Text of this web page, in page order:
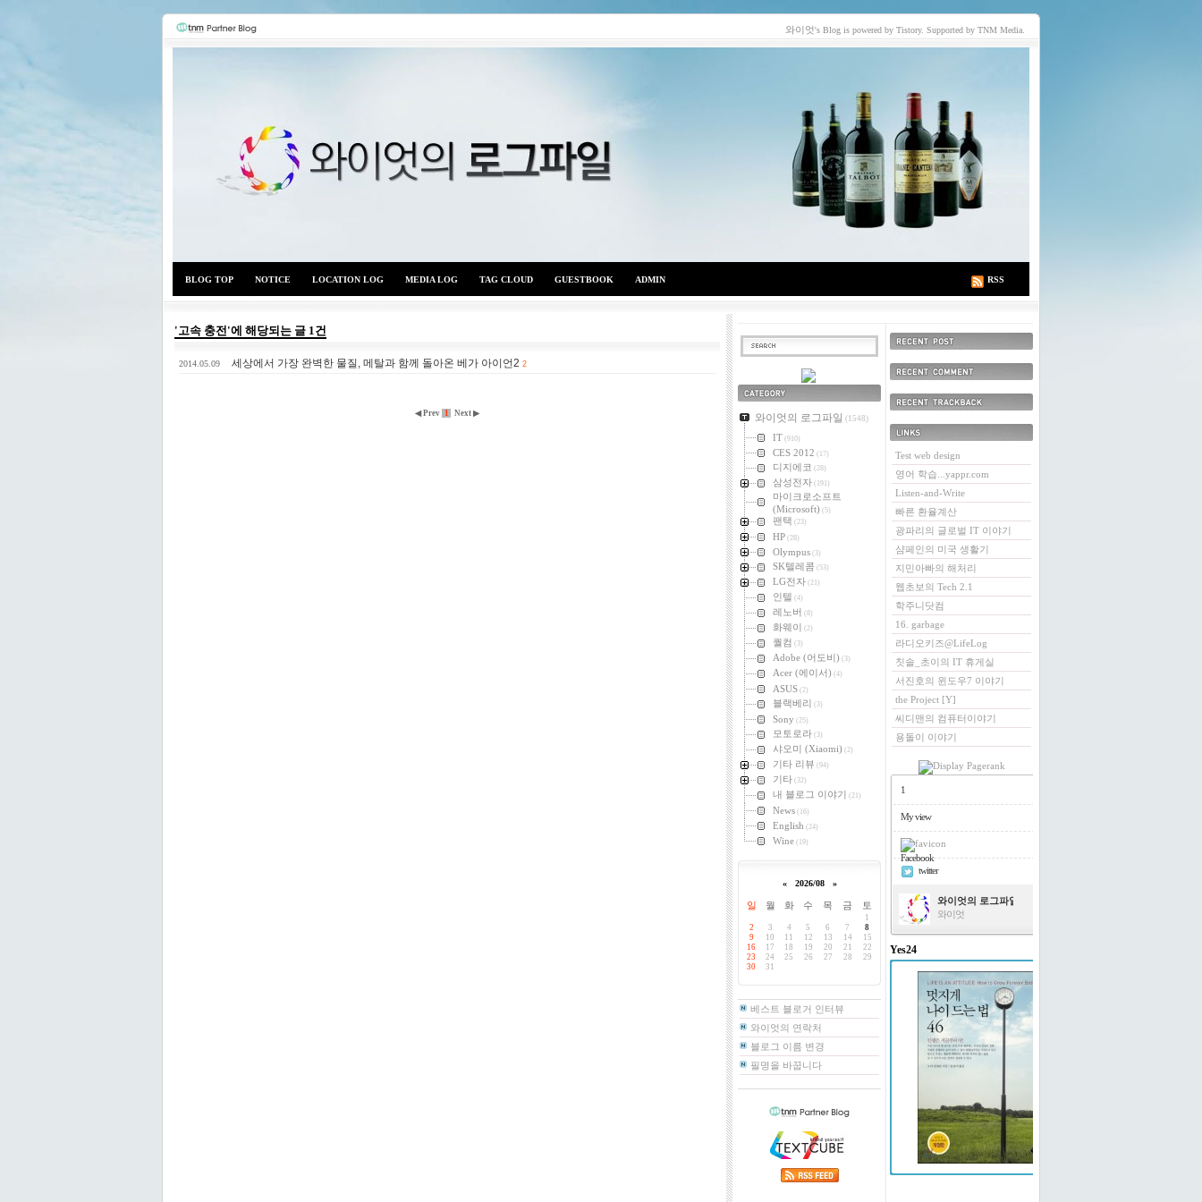
와이엇's Blog is powered by Tistory. Supported by TNM Media.
와이엇의 로그파일
BLOG TOP NOTICE LOCATION LOG MEDIA LOG TAG CLOUD GUESTBOOK ADMIN RSS
'고속 충전'에 해당되는 글 1건
2014.05.09 세상에서 가장 완벽한 물질, 메탈과 함께 돌아온 베가 아이언2 2
◀ Prev 1 Next ▶ 카테고리
와이엇의 로그파일 (1548)
IT (910)
CES 2012 (17)
디지에코 (28)
삼성전자 (191)
마이크로소프트
(Microsoft) (5)
팬택 (23)
HP (28)
Olympus (3)
SK텔레콤 (53)
LG전자 (21)
인텔 (4)
레노버 (8)
화웨이 (2)
퀄컴 (3)
Adobe (어도비) (3)
Acer (에이서) (4)
ASUS (2)
블랙베리 (3)
Sony (25)
모토로라 (3)
샤오미 (Xiaomi) (2)
기타 리뷰 (94)
기타 (32)
내 블로그 이야기 (21)
News (16)
English (24)
Wine (19)
« 2026/08 »
일 월 화 수 목 금 토
1
2
3 4 5 6 7
8
9
10 11 12 13 14
15
16
17 18 19 20 21
22
23
24 25 26 27 28
29
30
31
베스트 블로거 인터뷰
와이엇의 연락처
블로그 이름 변경
필명을 바꿉니다
링크
Test web design
영어 학습...yappr.com
Listen-and-Write
빠른 환율계산
광파리의 글로벌 IT 이야기
샴페인의 미국 생활기
지민아빠의 해처리
웹초보의 Tech 2.1
학주니닷컴
16. garbage
라디오키즈@LifeLog
칫솔_초이의 IT 휴게실
서진호의 윈도우7 이야기
the Project [Y]
씨디맨의 컴퓨터이야기
용돌이 이야기
1
My view
Facebook
twitter
와이엇의 로그파일
와이엇
Yes24